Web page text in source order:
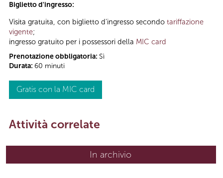
Biglietto d'ingresso:
Visita gratuita, con biglietto d'ingresso secondo tariffazione
vigente;
ingresso gratuito per i possessori della MIC card
Prenotazione obbligatoria: Sì
Durata: 60 minuti
Gratis con la MIC card
Attività correlate
In archivio